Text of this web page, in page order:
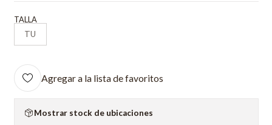
TALLA
TU
Agregar a la lista de favoritos
Mostrar stock de ubicaciones